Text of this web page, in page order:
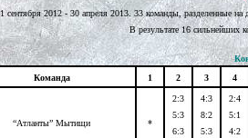
1 сентября 2012 - 30 апреля 2013. 33 команды, разделенные
В результате 16 сильнейших
Команда 1 2 3 4
“Атланты” Мытищи *
2:3
5:3
6:3
4:3
8:2
5:3
2:4
5:1
4:2